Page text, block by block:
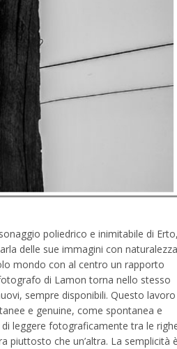
poliedrico e inimitabile di
delle sue immagini con
mondo con al centro un rapporto
di Lamon torna nello stesso
sempre disponibili. Questo lavoro
e genuine, come spontanea e
leggere fotograficamente tra le
piuttosto che un’altra. La semplicità